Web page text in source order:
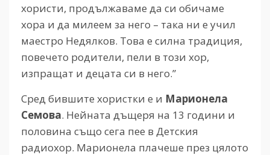
хористи, продължаваме да си обичаме
хора и да милеем за него – така ни е учил
маестро Недялков. Това е силна традиция,
повечето родители, пели в този хор,
изпращат и децата си в него.”
Сред бившите хористки е и Марионела
Семова. Нейната дъщеря на 13 години и
половина също сега пее в Детския
радиохор. Марионела плачеше през цялото